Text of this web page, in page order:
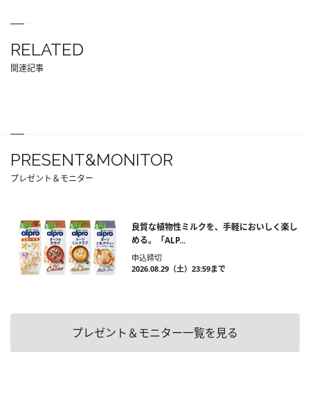
RELATED
関連記事
PRESENT&MONITOR
プレゼント＆モニター
良質な植物性ミルクを、手軽においしく楽し
める。「ALP...
申込締切
2026.08.29（土）23:59まで
プレゼント＆モニター一覧を見る